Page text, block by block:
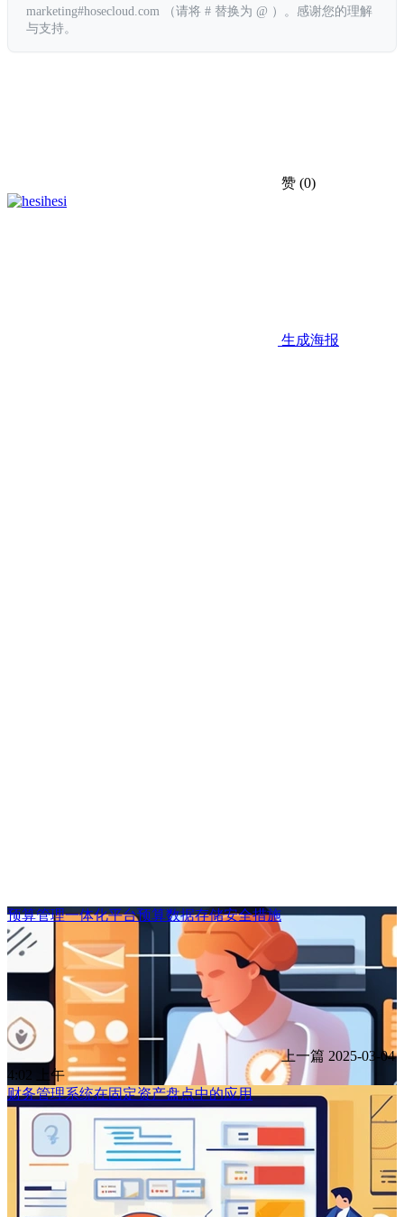
marketing#hosecloud.com （请将 # 替换为 @ ）。感谢您的理解
与支持。
赞 (0)
hesi
生成海报
预算管理一体化平台预算数据存储安全措施
上一篇 2025-03-04
4:02 上午
财务管理系统在固定资产盘点中的应用